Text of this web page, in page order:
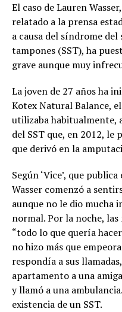
El caso de Lauren
relatado a la prensa
a causa del síndrome del
tampones (SST), ha
grave aunque muy
La joven de 27 años ha
Kotex Natural Balance,
utilizaba habitualmente,
del SST que, en 2012,
que derivó en la
Según ‘Vice’, que
Wasser comenzó a
aunque no le dio mucha
normal. Por la noche,
“todo lo que quería
no hizo más que
respondía a sus
apartamento a una
y llamó a una
existencia de un SST.